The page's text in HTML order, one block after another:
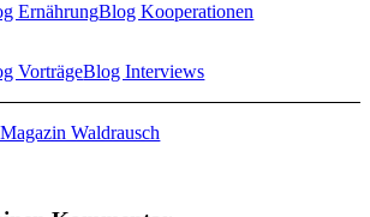
ErnährungBlog Kooperationen
VorträgeBlog Interviews